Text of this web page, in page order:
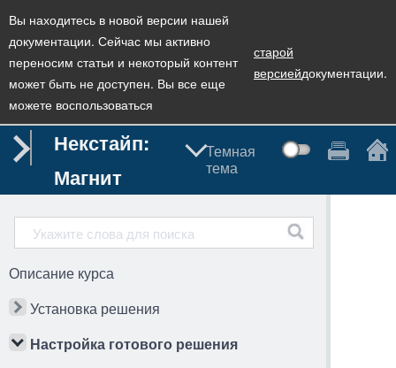
Вы находитесь в новой версии нашей
документации. Сейчас мы активно
переносим статьи и некоторый контент
может быть не доступен. Вы все еще
можете воспользоваться
старой
версиейдокументации.
Некстайп:
Магнит
Темная
тема
Описание курса
Установка решения
Настройка готового решения